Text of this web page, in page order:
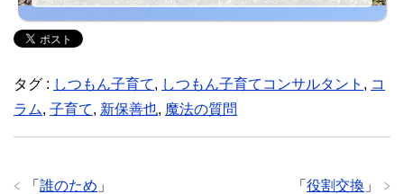
タグ : しつもん子育て, しつもん子育てコンサルタント , コ
ラム, 子育て, 新保善也, 魔法の質問
「 役割交換 」
「 誰のため 」